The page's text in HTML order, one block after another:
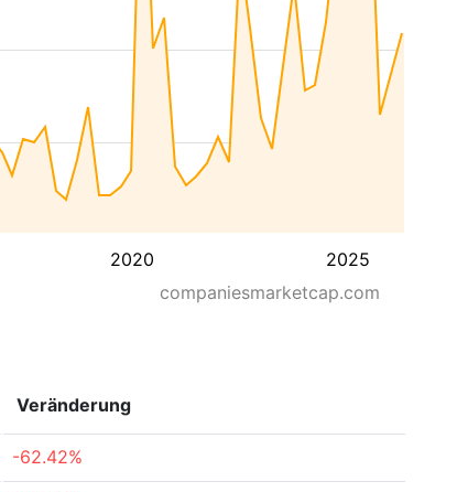
2020 2025
companiesmarketcap.com
Veränderung
-62.42%